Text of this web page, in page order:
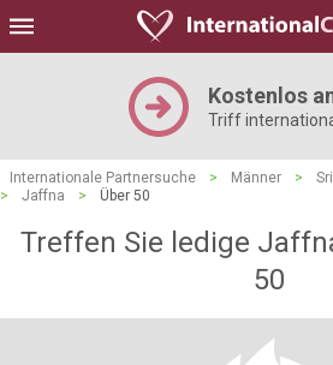
Kostenlos
Triff
Internationale Partnersuche > Männer >
>
Jaffna > Über 50
Treffen Sie ledige
50